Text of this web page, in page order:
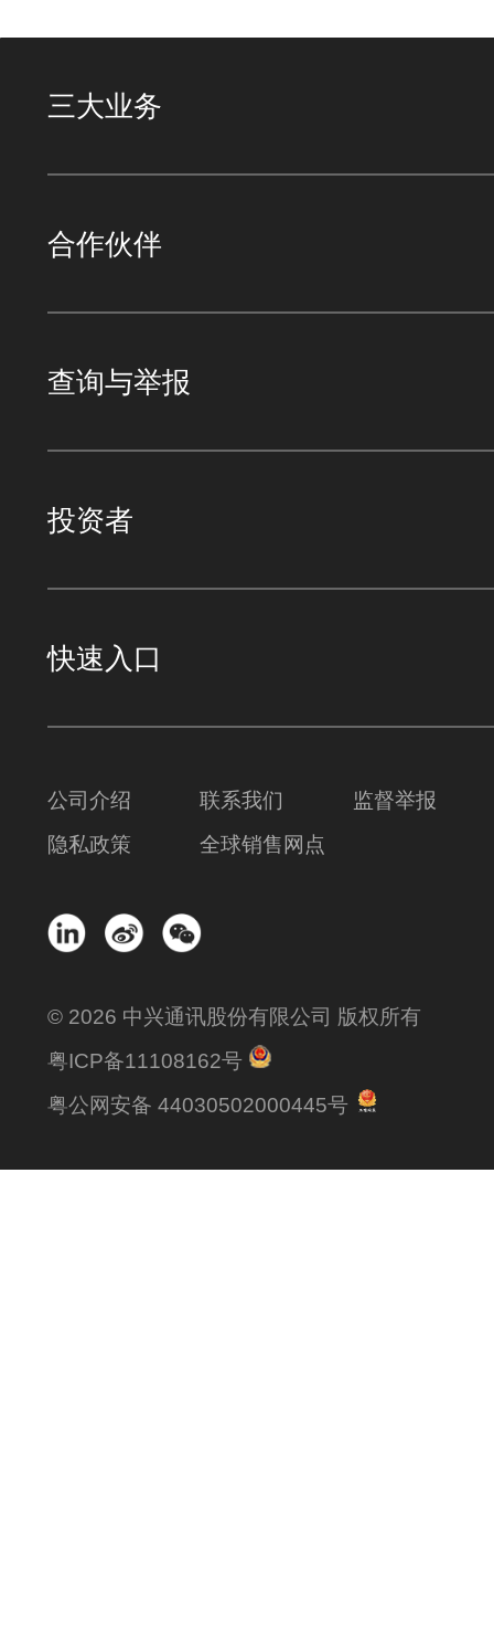
三大业务
合作伙伴
查询与举报
投资者
快速入口
公司介绍 联系我们
监督举报
隐私政策
全球销售网点
© 2026 中兴通讯股份有限公司 版权所有
粤ICP备11108162号
粤公网安备 44030502000445号